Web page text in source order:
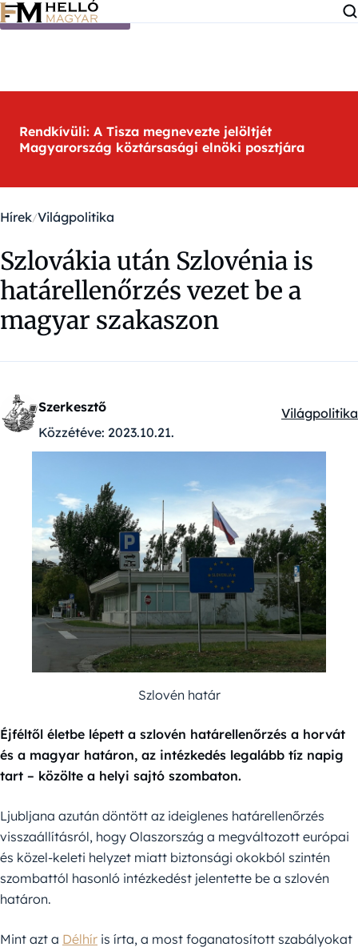
Ugrás a tartalomra
Rendkívüli: A Tisza megnevezte jelöltjét
Magyarország köztársasági elnöki posztjára
Hírek Világpolitika
Szlovákia után Szlovénia is
határellenőrzés vezet be a
magyar szakaszon
Szerkesztő
Közzétéve: 2023.10.21.
Kategóriák:
Világpolitika
Szlovén határ
Éjféltől életbe lépett a szlovén határellenőrzés a horvát
és a magyar határon, az intézkedés legalább tíz napig
tart – közölte a helyi sajtó szombaton.
Ljubljana azután döntött az ideiglenes határellenőrzés
visszaállításról, hogy Olaszország a megváltozott európai
és közel-keleti helyzet miatt biztonsági okokból szintén
szombattól hasonló intézkedést jelentette be a szlovén
határon.
Mint azt a Délhír is írta, a most foganatosított szabályokat